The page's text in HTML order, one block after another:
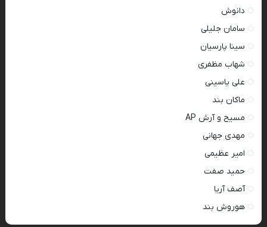
دانوش
سامان جلیلی
سینا پارسیان
شهاب مظفری
علی یاسینی
ماکان بند
مسیح و آرش AP
مهدی جهانی
امیر عظیمی
حمید صفت
آصف آریا
هوروش بند